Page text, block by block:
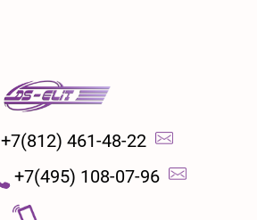
+7(812) 461-48-22
+7(495) 108-07-96